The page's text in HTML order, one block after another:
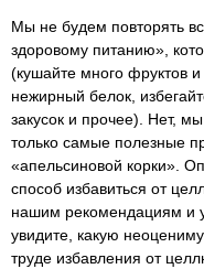
Мы не будем повторять
здоровому питанию»,
(кушайте много фруктов
нежирный белок,
закусок и прочее). Нет,
только самые полезные
«апельсиновой корки».
способ избавиться от
нашим рекомендациям и
увидите, какую
труде избавления от